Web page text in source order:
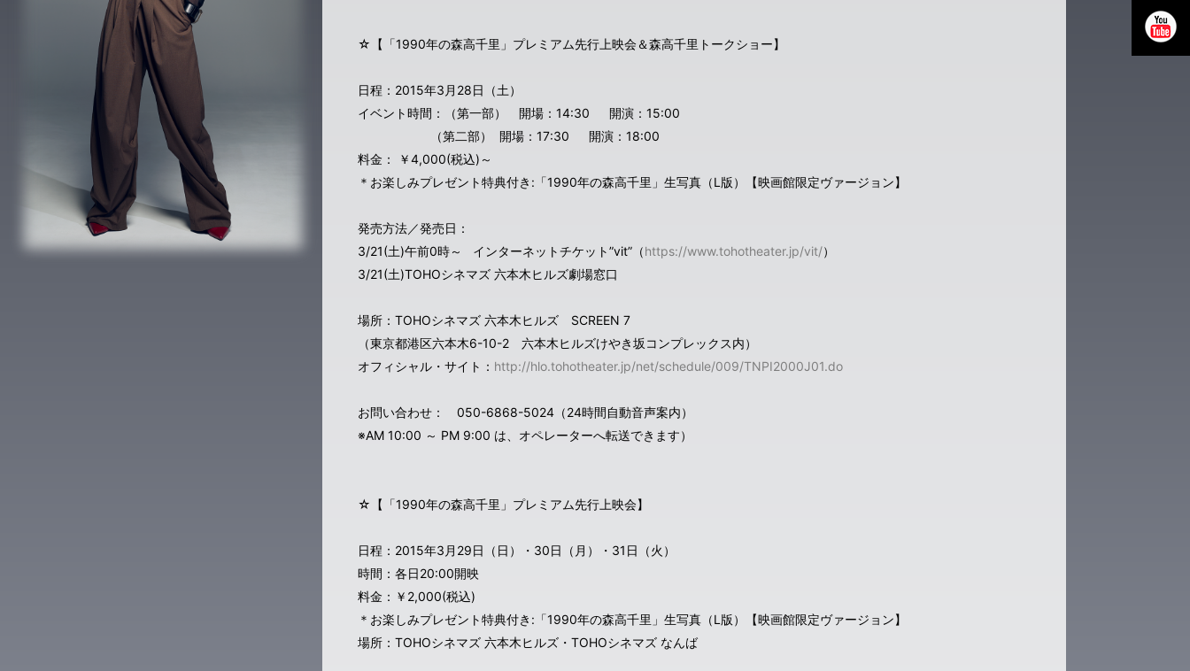
☆【「1990年の森高千里」プレミアム先行上映会＆森高千里トークショー】
日程：2015年3月28日（土）
イベント時間：（第一部） 開場：14:30 開演：15:00
（第二部） 開場：17:30 開演：18:00
料金： ￥4,000(税込)～
＊お楽しみプレゼント特典付き:「1990年の森高千里」生写真（L版）【映画館限定ヴァージョン】
発売方法／発売日：
3/21(土)午前0時～ インターネットチケット”vit”（https://www.tohotheater.jp/vit/）
3/21(土)TOHOシネマズ 六本木ヒルズ劇場窓口
場所：TOHOシネマズ 六本木ヒルズ SCREEN 7
（東京都港区六本木6-10-2 六本木ヒルズけやき坂コンプレックス内）
オフィシャル・サイト： http://hlo.tohotheater.jp/net/schedule/009/TNPI2000J01.do
お問い合わせ： 050-6868-5024（24時間自動音声案内）
※AM 10:00 ～ PM 9:00 は、オペレーターへ転送できます）
☆【「1990年の森高千里」プレミアム先行上映会】
日程：2015年3月29日（日）・30日（月）・31日（火）
時間：各日20:00開映
料金：￥2,000(税込)
＊お楽しみプレゼント特典付き:「1990年の森高千里」生写真（L版）【映画館限定ヴァージョン】
場所：TOHOシネマズ 六本木ヒルズ・TOHOシネマズ なんば